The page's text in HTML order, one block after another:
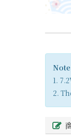
1.
2.